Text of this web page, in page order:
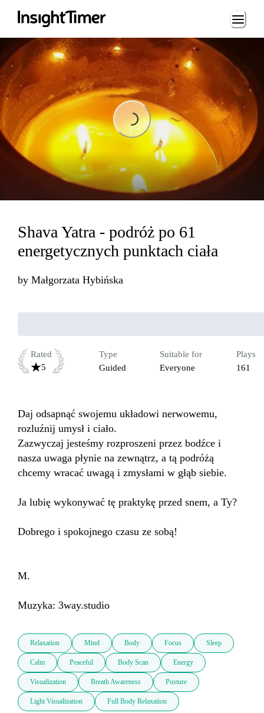
Loading...
Loading...
Shava Yatra - podróż po 61
energetycznych punktach ciała
by Małgorzata Hybińska
Rated
5
Type
Guided
Suitable for
Everyone
Plays
161
Daj odsapnąć swojemu układowi nerwowemu,
rozluźnij umysł i ciało.
Zazwyczaj jesteśmy rozproszeni przez bodźce i
nasza uwaga płynie na zewnątrz, a tą podróżą
chcemy wracać uwagą i zmysłami w głąb siebie.
Ja lubię wykonywać tę praktykę przed snem, a Ty?
Dobrego i spokojnego czasu ze sobą!
M.
Muzyka: 3way.studio
Relaxation Mind Body Focus Sleep
Calm Peaceful Body Scan Energy
Visualization Breath Awareness Posture
Light Visualization Full Body Relaxation